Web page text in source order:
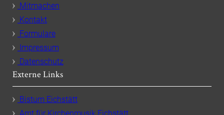
Mitmachen
Kontakt
Formulare
Impressum
Datenschutz
Externe Links
Bistum Eichstätt